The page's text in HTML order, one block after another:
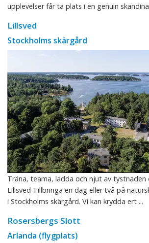
upplevelser får ta plats i en genuin
Lillsved
Stockholms skärgård
Träna, teama, ladda och njut av tystnaden
Lillsved Tillbringa en dag eller två på
i Stockholms skärgård. Vi kan krydda ert ...
Rosersbergs Slott
Arlanda (flygplats)